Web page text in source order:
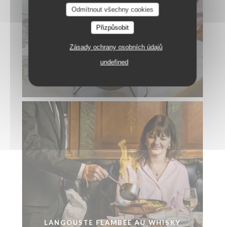
Odmítnout všechny cookies
Přizpůsobit
Zásady ochrany osobních údajů
undefined
LANGOUSTE FLAMBÉE AU WHISKY